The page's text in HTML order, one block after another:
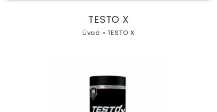
TESTO X
Úvod » TESTO X